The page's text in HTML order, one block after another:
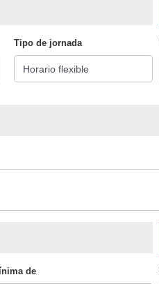
Tipo de jornada
de